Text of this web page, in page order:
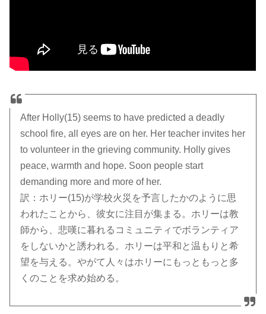
After Holly(15) seems to have predicted a deadly
school fire, all eyes are on her. Her teacher invites her
to volunteer in the grieving community. Holly gives
peace, warmth and hope. Soon people start
demanding more and more of her.
訳：ホリー(15)が学校火災を予言したかのように思
われたことから、彼女に注目が集まる。ホリーは教
師から、悲嘆に暮れるコミュニティでボランティア
をしないかと誘われる。ホリーは平和と温もりと希
望を与える。やがて人々はホリーにもっともっと多
くのことを求め始める。